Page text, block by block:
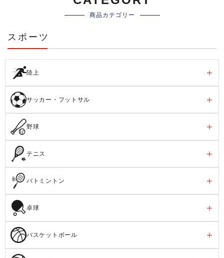
商品カテゴリー
スポーツ
陸上
サッカー・フットサル
野球
テニス
バトミントン
卓球
バスケットボール